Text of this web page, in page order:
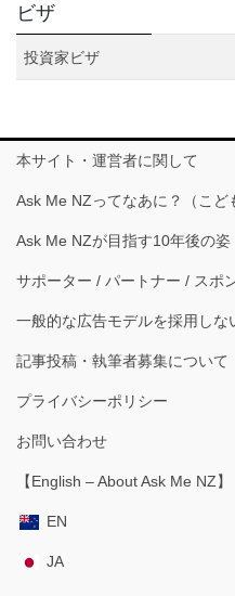
ビザ
投資家ビザ
本サイト・運営者に関して
Ask Me NZってなあに？（こど
Ask Me NZが目指す10年後の姿
サポーター / パートナー / スポ
一般的な広告モデルを採用しな
記事投稿・執筆者募集について
プライバシーポリシー
お問い合わせ
【English – About Ask Me NZ】
EN
JA